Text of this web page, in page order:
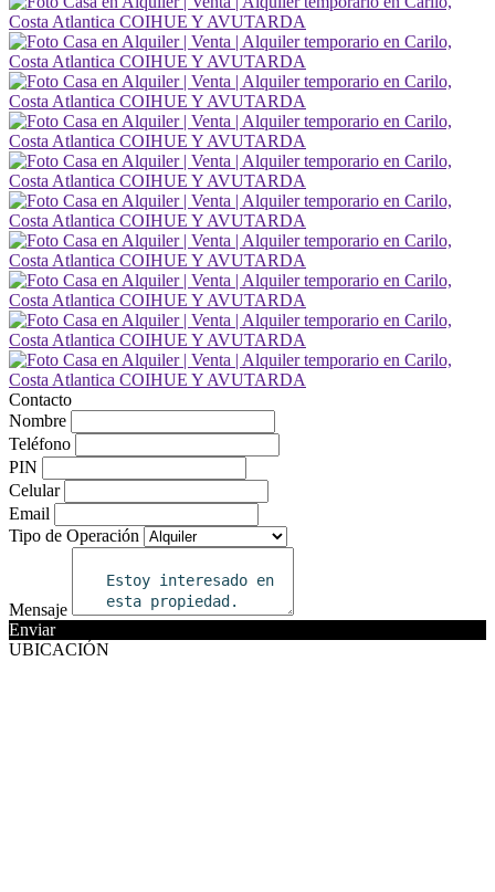
Contacto
Nombre
Teléfono
PIN
Celular
Email
Tipo de Operación
Mensaje
Enviar
UBICACIÓN